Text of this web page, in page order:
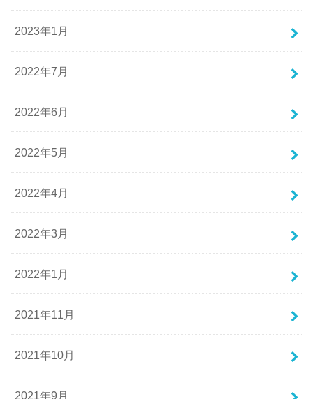
2023年1月
2022年7月
2022年6月
2022年5月
2022年4月
2022年3月
2022年1月
2021年11月
2021年10月
2021年9月